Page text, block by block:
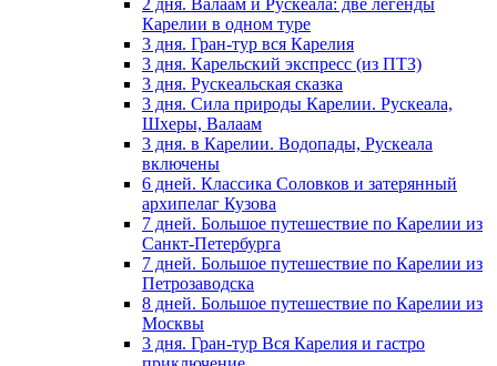
2 дня. Валаам и Рускеала: две легенды
Карелии в одном туре
3 дня. Гран-тур вся Карелия
3 дня. Карельский экспресс (из ПТЗ)
3 дня. Рускеальская сказка
3 дня. Сила природы Карелии. Рускеала,
Шхеры, Валаам
3 дня. в Карелии. Водопады, Рускеала
включены
6 дней. Классика Соловков и затерянный
архипелаг Кузова
7 дней. Большое путешествие по Карелии из
Санкт-Петербурга
7 дней. Большое путешествие по Карелии из
Петрозаводска
8 дней. Большое путешествие по Карелии из
Москвы
3 дня. Гран-тур Вся Карелия и гастро